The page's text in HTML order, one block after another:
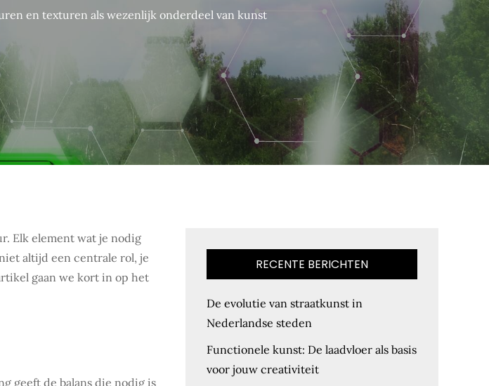
en texturen als wezenlijk onderdeel van kunst
Elk element wat je nodig
altijd een centrale rol, je
gaan we kort in op het
geeft de balans die nodig is
RECENTE BERICHTEN
De evolutie van straatkunst in
Nederlandse steden
Functionele kunst: De laadvloer als basis
voor jouw creativiteit